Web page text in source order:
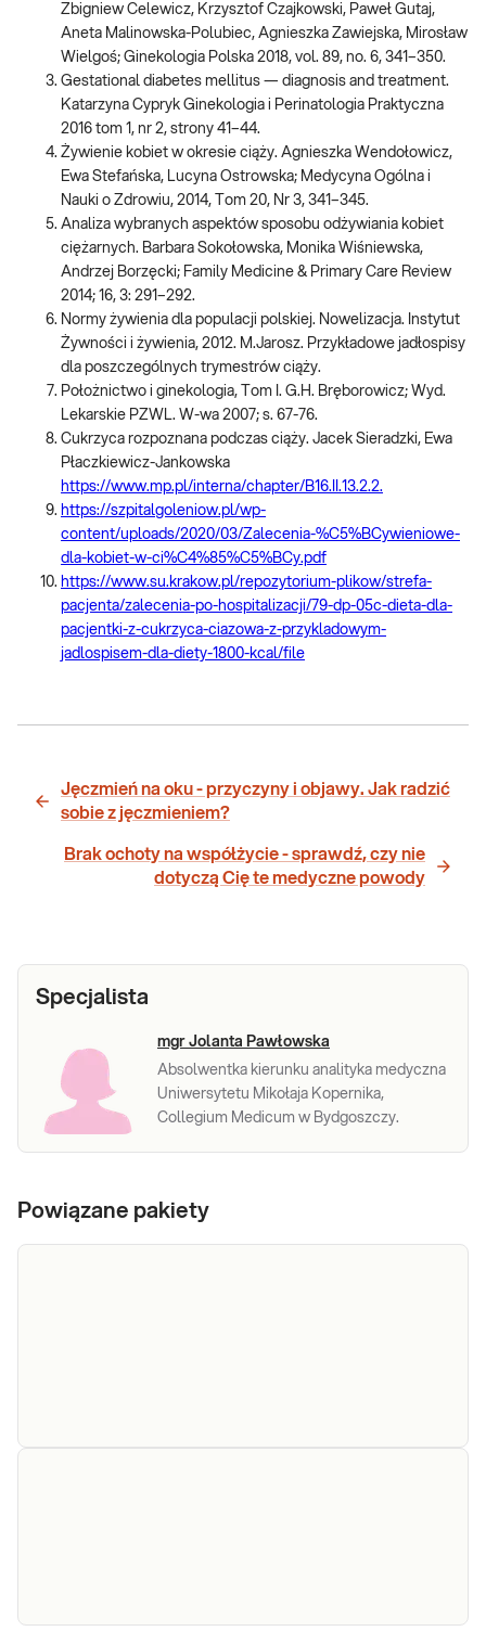
Zbigniew Celewicz, Krzysztof Czajkowski, Paweł Gutaj,
Aneta Malinowska-Polubiec, Agnieszka Zawiejska, Mirosław
Wielgoś; Ginekologia Polska 2018, vol. 89, no. 6, 341–350.
Gestational diabetes mellitus — diagnosis and treatment.
Katarzyna Cypryk Ginekologia i Perinatologia Praktyczna
2016 tom 1, nr 2, strony 41–44.
Żywienie kobiet w okresie ciąży. Agnieszka Wendołowicz,
Ewa Stefańska, Lucyna Ostrowska; Medycyna Ogólna i
Nauki o Zdrowiu, 2014, Tom 20, Nr 3, 341–345.
Analiza wybranych aspektów sposobu odżywiania kobiet
ciężarnych. Barbara Sokołowska, Monika Wiśniewska,
Andrzej Borzęcki; Family Medicine & Primary Care Review
2014; 16, 3: 291–292.
Normy żywienia dla populacji polskiej. Nowelizacja. Instytut
Żywności i żywienia, 2012. M.Jarosz. Przykładowe jadłospisy
dla poszczególnych trymestrów ciąży.
Położnictwo i ginekologia, Tom I. G.H. Bręborowicz; Wyd.
Lekarskie PZWL. W-wa 2007; s. 67-76.
Cukrzyca rozpoznana podczas ciąży. Jacek Sieradzki, Ewa
Płaczkiewicz-Jankowska
https://www.mp.pl/interna/chapter/B16.II.13.2.2.
https://szpitalgoleniow.pl/wp-
content/uploads/2020/03/Zalecenia-%C5%BCywieniowe-
dla-kobiet-w-ci%C4%85%C5%BCy.pdf
https://www.su.krakow.pl/repozytorium-plikow/strefa-
pacjenta/zalecenia-po-hospitalizacji/79-dp-05c-dieta-dla-
pacjentki-z-cukrzyca-ciazowa-z-przykladowym-
jadlospisem-dla-diety-1800-kcal/file
Jęczmień na oku - przyczyny i objawy. Jak radzić
sobie z jęczmieniem?
Brak ochoty na współżycie - sprawdź, czy nie
dotyczą Cię te medyczne powody
Specjalista
mgr Jolanta Pawłowska
Absolwentka kierunku analityka medyczna
Uniwersytetu Mikołaja Kopernika,
Collegium Medicum w Bydgoszczy.
Powiązane pakiety